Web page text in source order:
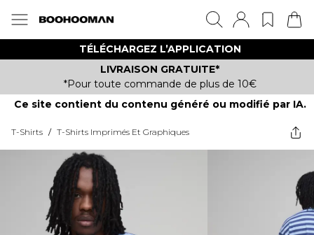
TÉLÉCHARGEZ L’APPLICATION
LIVRAISON GRATUITE*
*Pour toute commande de plus de 10€
Ce site contient du contenu généré ou modifié par IA.
T-Shirts / T-Shirts Imprimés Et Graphiques